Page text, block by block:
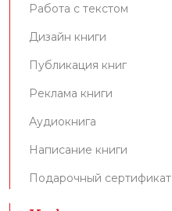
Работа с текстом
Дизайн книги
Публикация книг
Реклама книги
Аудиокнига
Написание книги
Подарочный сертификат